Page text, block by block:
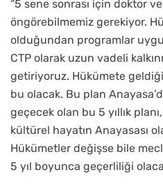
“5 sene sonrası için doktor
öngörebilmemiz gerekiyor.
olduğundan programlar
CTP olarak uzun vadeli
getiriyoruz. Hükümete
bu olacak. Bu plan
geçecek olan bu 5 yıllık
kültürel hayatın Anayasası
Hükümetler değişse bile
5 yıl boyunca geçerliliği